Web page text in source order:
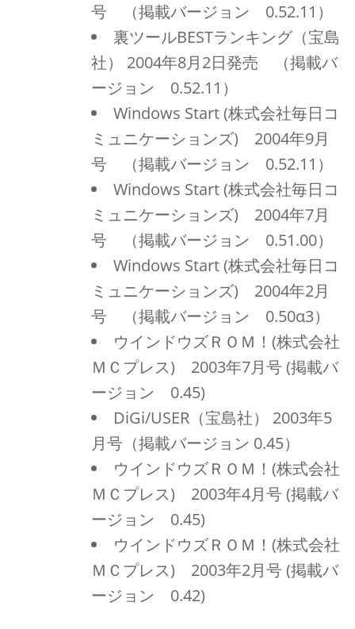
号 （掲載バージョン 0.52.11）
裏ツールBESTランキング（宝島
社） 2004年8月2日発売 （掲載バ
ージョン 0.52.11）
Windows Start (株式会社毎日コ
ミュニケーションズ) 2004年9月
号 （掲載バージョン 0.52.11）
Windows Start (株式会社毎日コ
ミュニケーションズ) 2004年7月
号 （掲載バージョン 0.51.00）
Windows Start (株式会社毎日コ
ミュニケーションズ) 2004年2月
号 （掲載バージョン 0.50α3）
ウインドウズＲＯＭ！(株式会社
ＭＣプレス) 2003年7月号 (掲載バ
ージョン 0.45)
DiGi/USER（宝島社） 2003年5
月号（掲載バージョン 0.45）
ウインドウズＲＯＭ！(株式会社
ＭＣプレス) 2003年4月号 (掲載バ
ージョン 0.45)
ウインドウズＲＯＭ！(株式会社
ＭＣプレス) 2003年2月号 (掲載バ
ージョン 0.42)